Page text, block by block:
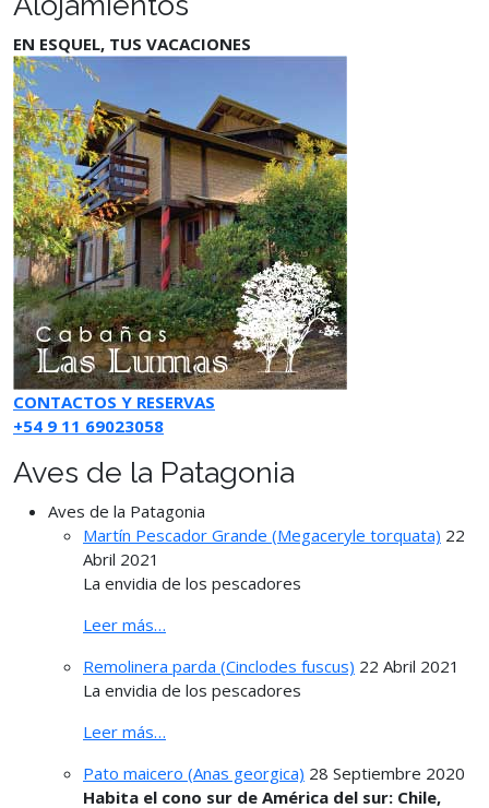
EN ESQUEL, TUS VACACIONES
CONTACTOS Y RESERVAS
+54 9 11 69023058
Aves de la Patagonia
Aves de la Patagonia
Martín Pescador Grande (Megaceryle torquata) 22
Abril 2021
La envidia de los pescadores
Leer más…
Remolinera parda (Cinclodes fuscus) 22 Abril 2021
La envidia de los pescadores
Leer más…
Pato maicero (Anas georgica) 28 Septiembre 2020
Habita el cono sur de América del sur: Chile,